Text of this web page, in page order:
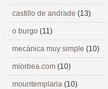
castillo de andrade (13)
o burgo (11)
mecánica muy simple (10)
miorbea.com (10)
mountemplaria (10)